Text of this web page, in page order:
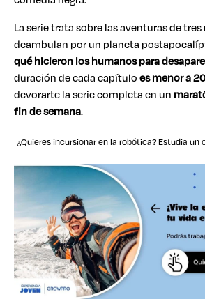
La serie trata sobre las aventuras de
deambulan por un planeta
qué hicieron los humanos para
duración de cada capítuloes menor a
devorarte la serie completa en un
fin de semana.
¿Quieres incursionar en la robótica? Estudia un